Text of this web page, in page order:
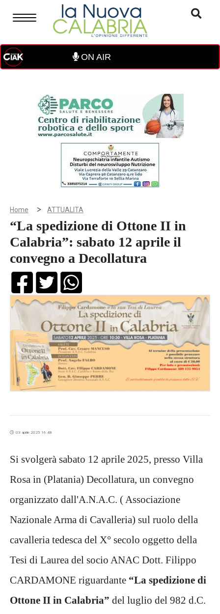
ON AIR
Home > ATTUALITA
“La spedizione di Ottone II in
Calabria”: sabato 12 aprile il
convegno a Decollatura
03 aprile 2025 16:48
Si svolgerà sabato 12 aprile 2025, presso Villa
Rosa in (Platania) Decollatura, un convegno
organizzato dall'A.N.A.C. ( Associazione
Nazionale Arma di Cavalleria) sul ruolo della
cavalleria tedesca del X° secolo oggetto della
Tesi di Laurea del socio ANAC Dott. Filippo
CARDAMONE riguardante “La spedizione di
Ottone II in Calabria” del luglio del 982 d.C.